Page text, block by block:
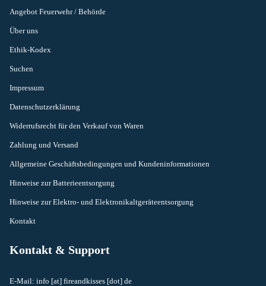
Angebot Feuerwehr / Behörde
Über uns
Ethik-Kodex
Suchen
Impressum
Datenschutzerklärung
Widerrufsrecht für den Verkauf von Waren
Zahlung und Versand
Allgemeine Geschäftsbedingungen und Kundeninformationen
Hinweise zur Batterieentsorgung
Hinweise zur Elektro- und Elektronikaltgeräteentsorgung
Kontakt
Kontakt & Support
E-Mail: info [at] fireandkisses [dot] de